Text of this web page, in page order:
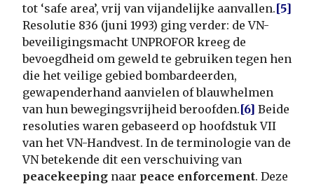
tot ‘safe area’, vrij van vijandelijke aanvallen.[5]
Resolutie 836 (juni 1993) ging verder: de VN-
beveiligingsmacht UNPROFOR kreeg de
bevoegdheid om geweld te gebruiken tegen hen
die het veilige gebied bombardeerden,
gewapenderhand aanvielen of blauwhelmen
van hun bewegingsvrijheid beroofden.[6] Beide
resoluties waren gebaseerd op hoofdstuk VII
van het VN-Handvest. In de terminologie van de
VN betekende dit een verschuiving van
peacekeeping naar peace enforcement. Deze